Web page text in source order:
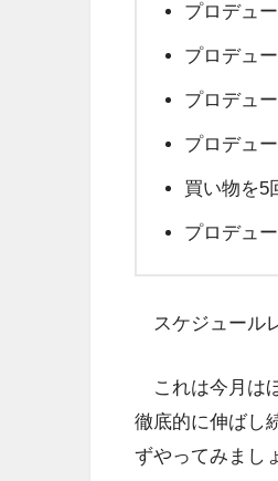
プロデュ
プロデュ
プロデュ
プロデュ
買い物を5
プロデュ
スケジュール
これは今月は
徹底的に伸ばし
ずやってみまし